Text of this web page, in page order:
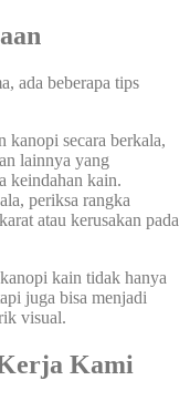
ada beberapa tips
kanopi secara berkala,
lainnya yang
keindahan kain.
periksa rangka
atau kerusakan pada
kain tidak hanya
juga bisa menjadi
visual.
Kami